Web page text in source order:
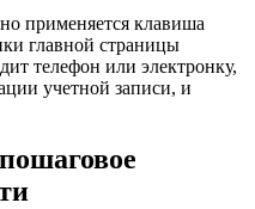
применяется клавиша
главной страницы
телефон или электронку,
учетной записи, и